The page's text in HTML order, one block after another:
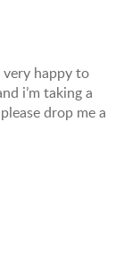
very happy to
i’m taking a
drop me a